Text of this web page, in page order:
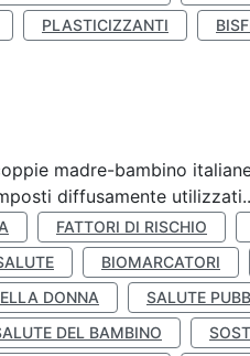
PLASTICIZZANTI
madre-bambino
diffusamente
FATTORI DI RISCHIO
BIOMARCATORI
DONNA SALUTE
DEL BAMBINO